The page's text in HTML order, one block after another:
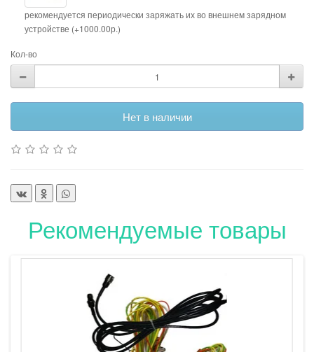
рекомендуется периодически заряжать их во внешнем зарядном
устройстве (+1000.00р.)
Кол-во
Нет в наличии
Рекомендуемые товары
Гарнитура security для раций Vostok,
Штурман, Егерь
800.00р. 900.00р.